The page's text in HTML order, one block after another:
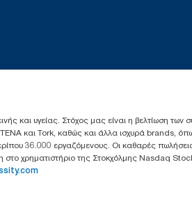
και υγείας. Στόχος μας είναι η βελτίωση
και Tork, καθώς και άλλα ισχυρά brands,
36.000 εργαζόμενους. Οι καθαρές
στο χρηματιστήριο της Στοκχόλμης Nasdaq